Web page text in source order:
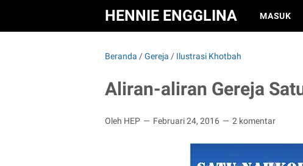
HENNIE ENGGLINA MASUK
Beranda /Gereja / Ilustrasi Khotbah
Aliran-aliran Gereja
Oleh HEP Februari 24, 2016 2 komentar